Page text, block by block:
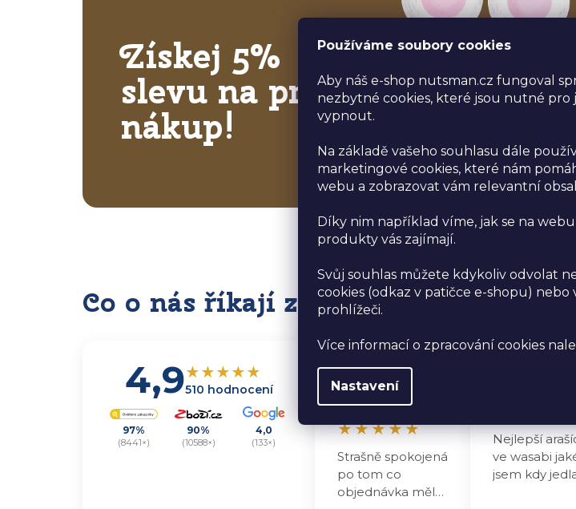
Používáme soubory cookies
Aby náš e-shop nutsman.cz fungoval
nezbytné cookies, které jsou nutné pro
vypnout.
Na základě vašeho souhlasu dále
marketingové cookies, které nám
webu a zobrazovat vám relevantní
Díky nim například víme, jak se na
produkty vás zajímají.
Svůj souhlas můžete kdykoliv odvolat
cookies (odkaz v patičce e-shopu)
prohlížeči.
Více informací o zpracování cookies
Nastavení
Získej 5%
slevu na první
nákup!
Co o nás říkají zákazníci
4,9★★★★★
510 hodnocení
97%
(8441×)
90%
(10588×)
4,0
(133×)
Ověřeno
Len
ka
H.
★★★★★
Strašně spokojená
po tom co
objednávka měla
Nejlepší
ve wasabi
jsem kdy